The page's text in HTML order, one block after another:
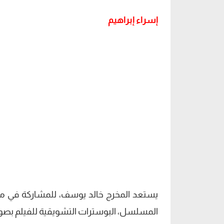
إسراء إبراهيم
يستعد المخرج خالد يوسف، للمشاركة في
المسلسل، البوسترات التشويقية للفيلم